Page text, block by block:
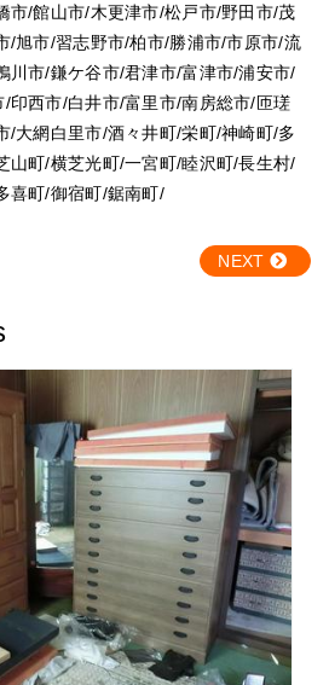
市/館山市/木更津市/松戸市/野田市/茂
/旭市/習志野市/柏市/勝浦市/市原市/流
川市/鎌ケ谷市/君津市/富津市/浦安市/
印西市/白井市/富里市/南房総市/匝瑳
/大網白里市/酒々井町/栄町/神崎町/多
山町/横芝光町/一宮町/睦沢町/長生村/
喜町/御宿町/鋸南町/
NEXT